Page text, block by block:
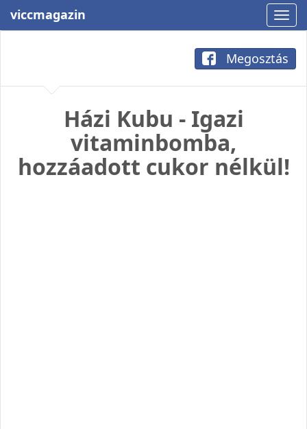
viccmagazin
Megosztás
Házi Kubu - Igazi
vitaminbomba,
hozzáadott cukor nélkül!